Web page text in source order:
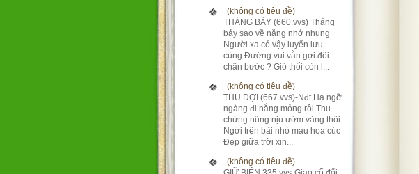
(không có tiêu đề)
THÁNG BẢY (660.vvs) Tháng
bảy sao về nặng nhớ nhung
Người xa có vậy luyến lưu
cùng Đường vui vẫn gợi đôi
chân bước ? Gió thổi còn l...
(không có tiêu đề)
THU ĐỢI (667.vvs)-Nđt Hạ ngỡ
ngàng đi nắng mỏng rồi Thu
chừng nũng nịu ướm vàng thôi
Ngời trên bãi nhỏ màu hoa cúc
Đẹp giữa trời xin...
(không có tiêu đề)